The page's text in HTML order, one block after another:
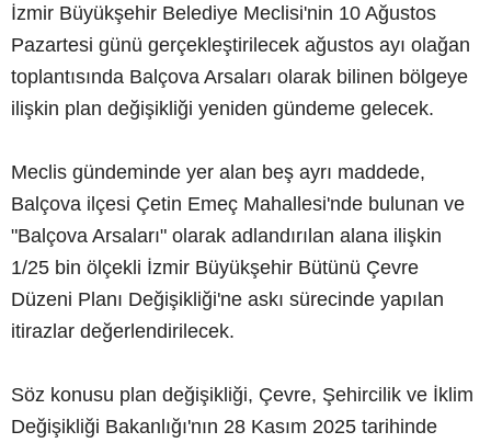
İzmir Büyükşehir Belediye Meclisi'nin 10 Ağustos
Pazartesi günü gerçekleştirilecek ağustos ayı olağan
toplantısında Balçova Arsaları olarak bilinen bölgeye
ilişkin plan değişikliği yeniden gündeme gelecek.
Meclis gündeminde yer alan beş ayrı maddede,
Balçova ilçesi Çetin Emeç Mahallesi'nde bulunan ve
"Balçova Arsaları" olarak adlandırılan alana ilişkin
1/25 bin ölçekli İzmir Büyükşehir Bütünü Çevre
Düzeni Planı Değişikliği'ne askı sürecinde yapılan
itirazlar değerlendirilecek.
Söz konusu plan değişikliği, Çevre, Şehircilik ve İklim
Değişikliği Bakanlığı'nın 28 Kasım 2025 tarihinde